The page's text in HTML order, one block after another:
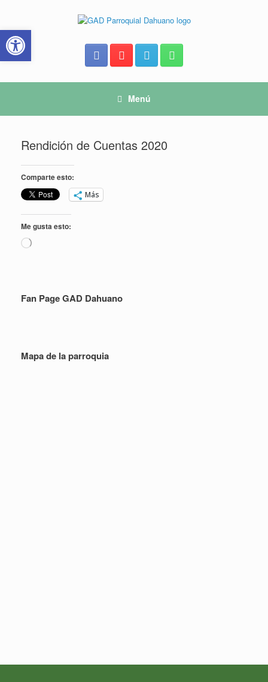
contenido
Menú
Rendición de Cuentas 2020
Comparte esto:
Más
Me gusta esto:
Cargando...
Fan Page GAD Dahuano
Mapa de la parroquia
Abrir barra de herramientas